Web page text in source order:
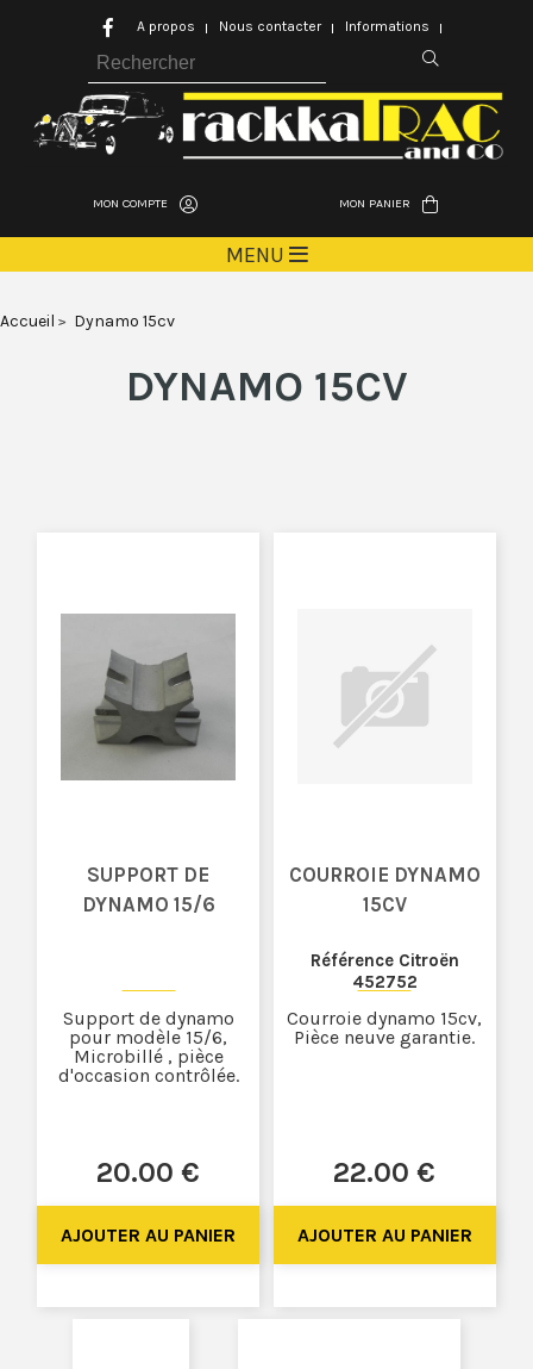
MON COMPTE MON PANIER
MENU
Accueil Dynamo 15cv
DYNAMO 15CV
SUPPORT DE
DYNAMO 15/6
20.00 €
Support de dynamo
pour modèle 15/6,
Microbillé , pièce
d'occasion contrôlée.
COURROIE DYNAMO
15CV
Référence Citroën
452752
22.00 €
Courroie dynamo 15cv,
Pièce neuve garantie.
A propos Nous contacter Informations